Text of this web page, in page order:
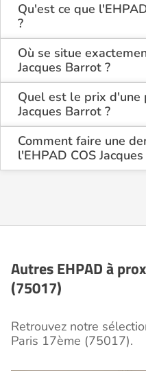
Qu'est ce que
?
L'EHPAD COS Jacques
retraite médicalisée de
permanent,
17ème (75017).
Où se situe
Jacques Barrot ?
L'EHPAD COS Jacques
Gilbert Cesbron à Paris
(75).
Quel est le prix d'une
Jacques Barrot ?
L'EHPAD COS Jacques
logements en chambre
par mois.
Comment faire une
l'EHPAD COS
La demande s’effectue
les coûts et les
Autres EHPAD à
(75017)
Retrouvez notre
Paris 17ème (75017).